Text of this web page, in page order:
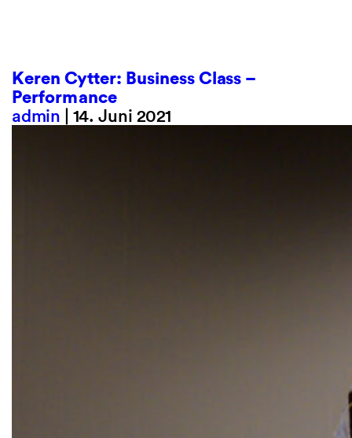
Keren Cytter: Business Class –
Performance
admin | 14. Juni 2021